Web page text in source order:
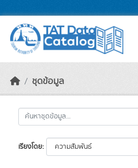
ชุดข้อมูล
เรียงโดย